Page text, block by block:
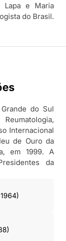
Lapa e Maria
do Brasil.
do Sul
Internacional
de Ouro da
em 1999. A
da